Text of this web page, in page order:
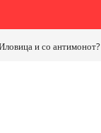
и со антимонот?